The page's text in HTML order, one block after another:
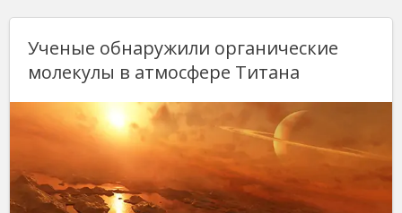
Ученые обнаружили органические
молекулы в атмосфере Титана